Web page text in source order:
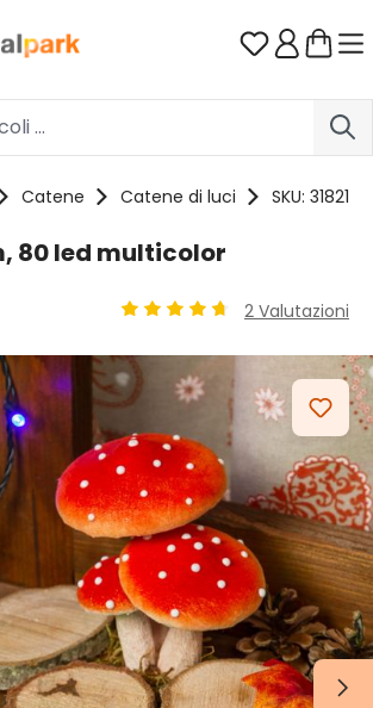
principale Hai 0
Catene Catene di luci SKU: 31821
80 led multicolor
2 Valutazioni